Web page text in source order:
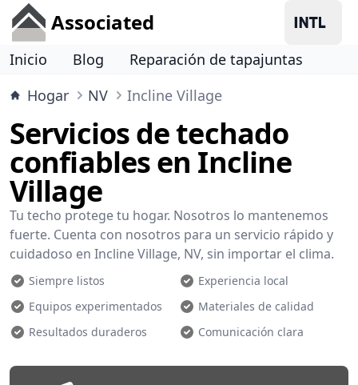
Associated
Inicio Blog
Reparación de tapajuntas
Hogar
NV Incline Village
Servicios de techado
confiables en Incline
Village
Tu techo protege tu hogar. Nosotros lo mantenemos
fuerte. Cuenta con nosotros para un servicio rápido y
cuidadoso en Incline Village, NV, sin importar el clima.
Siempre listos
Experiencia local
Equipos experimentados
Materiales de calidad
Resultados duraderos
Comunicación clara